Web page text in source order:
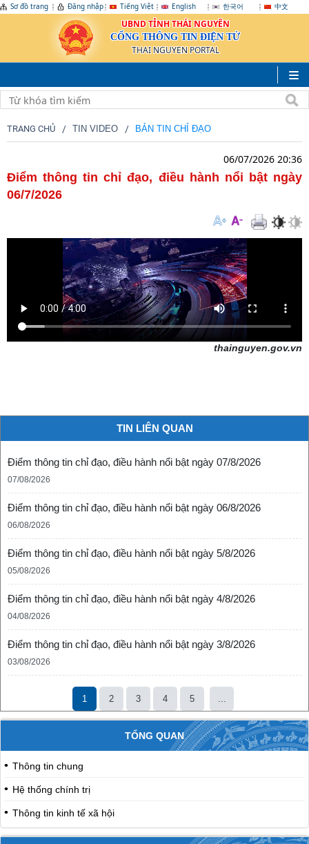
Sơ đồ trang Đăng nhập Tiếng Việt English 한국어 中文
UBND TỈNH THÁI NGUYÊN
CỔNG THÔNG TIN ĐIỆN TỬ
THAI NGUYEN PORTAL
TRANG CHỦ TIN VIDEO BẢN TIN CHỈ ĐẠO
06/07/2026 20:36
Điểm thông tin chỉ đạo, điều hành nổi bật ngày
06/7/2026
thainguyen.gov.vn
TIN LIÊN QUAN
Điểm thông tin chỉ đạo, điều hành nổi bật ngày 07/8/2026
07/08/2026
Điểm thông tin chỉ đạo, điều hành nổi bật ngày 06/8/2026
06/08/2026
Điểm thông tin chỉ đạo, điều hành nổi bật ngày 5/8/2026
05/08/2026
Điểm thông tin chỉ đạo, điều hành nổi bật ngày 4/8/2026
04/08/2026
Điểm thông tin chỉ đạo, điều hành nổi bật ngày 3/8/2026
03/08/2026
1 2 3 4 5 ...
TỔNG QUAN
Thông tin chung
Hệ thống chính trị
Thông tin kinh tế xã hội